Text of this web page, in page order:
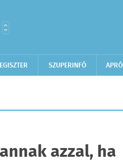
SZUPERINFÓ APRÓ
azzal, ha